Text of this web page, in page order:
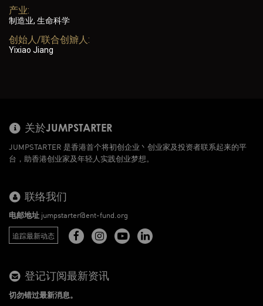
产业:
制造业, 生命科学
创始人/联合创辧人:
Yixiao Jiang
关於JUMPSTARTER
JUMPSTARTER 是香港首个将初创企业丶创业家及投资者联系起来的平
台，助香港创业家及年轻人实践创业梦想。
联络我们
电邮地址 jumpstarter@ent-fund.org
追踪最新动态
登记订阅最新资讯
切勿错过最新消息。